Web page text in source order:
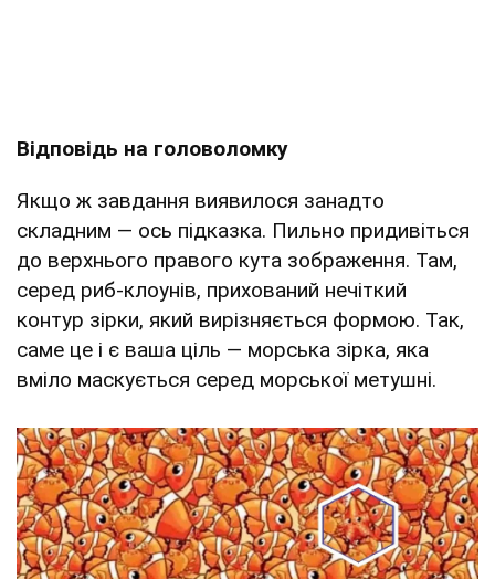
Відповідь на головоломку
Якщо ж завдання виявилося занадто
складним — ось підказка. Пильно придивіться
до верхнього правого кута зображення. Там,
серед риб-клоунів, прихований нечіткий
контур зірки, який вирізняється формою. Так,
саме це і є ваша ціль — морська зірка, яка
вміло маскується серед морської метушні.